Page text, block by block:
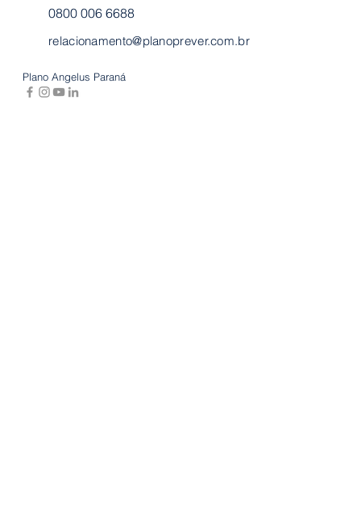
0800 006 6688
relacionamento@planoprever.com.br
Plano Angelus Paraná